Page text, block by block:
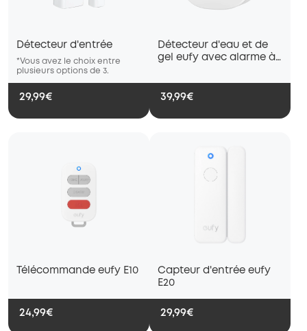
Détecteur d'entrée
*Vous avez le choix entre
plusieurs options de 3.
*Vous avez le choix entre
*Vous
29,99€
Détecteur d'eau et de
gel eufy avec alarme à
39,99€
Télécommande eufy E10
24,99€
Capteur d'entrée eufy
E20
29,99€